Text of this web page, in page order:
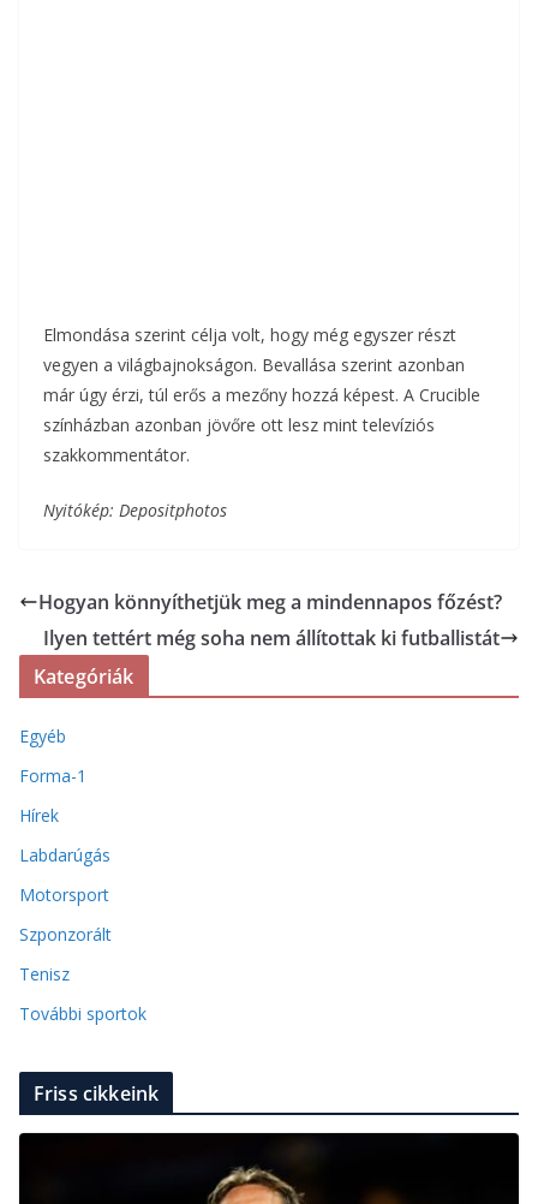
Elmondása szerint célja volt, hogy még egyszer részt
vegyen a világbajnokságon. Bevallása szerint azonban
már úgy érzi, túl erős a mezőny hozzá képest. A Crucible
színházban azonban jövőre ott lesz mint televíziós
szakkommentátor.
Nyitókép: Depositphotos
Hogyan könnyíthetjük meg a mindennapos főzést?
Ilyen tettért még soha nem állítottak ki futballistát
Kategóriák
Egyéb
Forma-1
Hírek
Labdarúgás
Motorsport
Szponzorált
Tenisz
További sportok
Friss cikkeink